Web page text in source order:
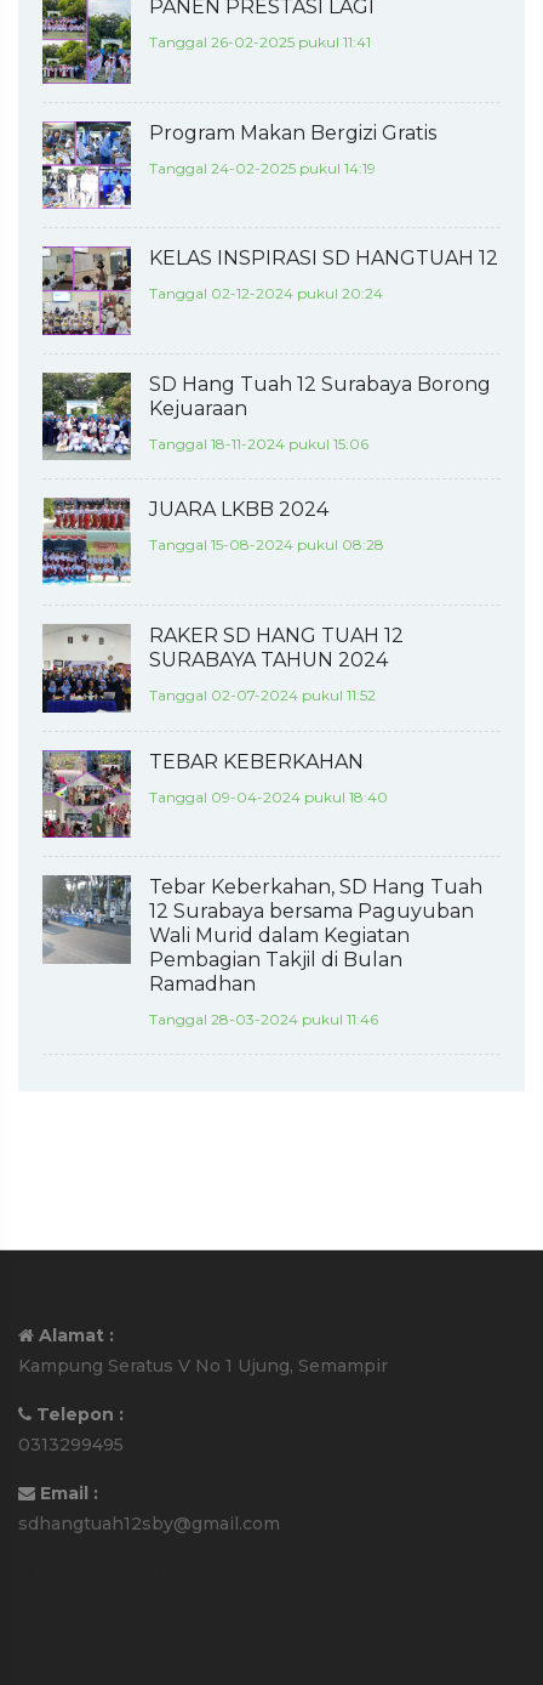
PANEN PRESTASI LAGI
Tanggal 26-02-2025 pukul 11:41
Program Makan Bergizi Gratis
Tanggal 24-02-2025 pukul 14:19
KELAS INSPIRASI SD HANGTUAH 12
Tanggal 02-12-2024 pukul 20:24
SD Hang Tuah 12 Surabaya Borong
Kejuaraan
Tanggal 18-11-2024 pukul 15:06
JUARA LKBB 2024
Tanggal 15-08-2024 pukul 08:28
RAKER SD HANG TUAH 12
SURABAYA TAHUN 2024
Tanggal 02-07-2024 pukul 11:52
TEBAR KEBERKAHAN
Tanggal 09-04-2024 pukul 18:40
Tebar Keberkahan, SD Hang Tuah
12 Surabaya bersama Paguyuban
Wali Murid dalam Kegiatan
Pembagian Takjil di Bulan
Ramadhan
Tanggal 28-03-2024 pukul 11:46
Alamat :
Kampung Seratus V No 1 Ujung, Semampir
Telepon :
0313299495
Email :
sdhangtuah12sby@gmail.com